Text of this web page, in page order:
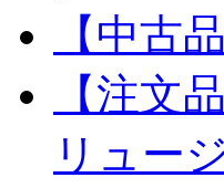
【中古
【注文
リュー